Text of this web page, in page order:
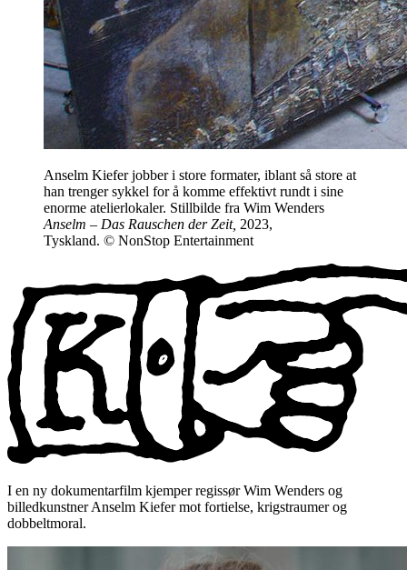
Anselm Kiefer jobber i store formater, iblant så store at
han trenger sykkel for å komme effektivt rundt i sine
enorme atelierlokaler. Stillbilde fra Wim Wenders
Anselm – Das Rauschen der Zeit, 2023,
Tyskland. © NonStop Entertainment
I en ny dokumentarfilm kjemper regissør Wim Wenders og
billedkunstner Anselm Kiefer mot fortielse, krigstraumer og
dobbeltmoral.